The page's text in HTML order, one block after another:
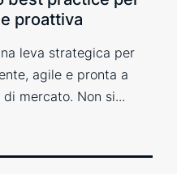
proattiva
leva strategica per
agile e pronta a
mercato. Non si...